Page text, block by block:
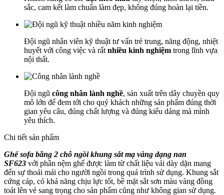
sắc, cam kết làm chuẩn làm đẹp, không đúng hoàn lại tiền.
Đội ngũ nhân viên kỹ thuật tư vấn trẻ trung, năng động, nhiệt
huyết với công việc và rất nhiều kinh nghiệm trong lĩnh vựa
nội thất.
Đội ngũ công nhân lành nghề, sản xuất trên dây chuyền quy
mô lớn để đem tới cho quý khách những sản phẩm đúng thời
gian yêu câu, đúng chất lượng và đúng kiểu dáng mà mình
yêu thích.
Chi tiết sản phẩm
Ghế sofa băng 2 chỗ ngồi khung sắt mạ vàng dạng nan
SF623 với phần nệm ghế được làm từ chất liệu vải dày dặn mang
đến sự thoải mái cho người ngồi trong quá trình sử dụng. Khung sắt
cứng cáp, có khả năng chịu lực tốt, bề mặt sắt sơn màu vàng đồng
toát lên vẻ sang trọng cho sản phẩm cũng như không gian sử dụng.